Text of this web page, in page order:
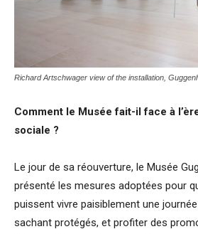
Richard Artschwager view of the installation,
Comment le Musée fait-il face à
sociale ?
Le jour de sa réouverture, le Musée
présenté les mesures adoptées pour
puissent vivre paisiblement une
sachant protégés, et profiter des